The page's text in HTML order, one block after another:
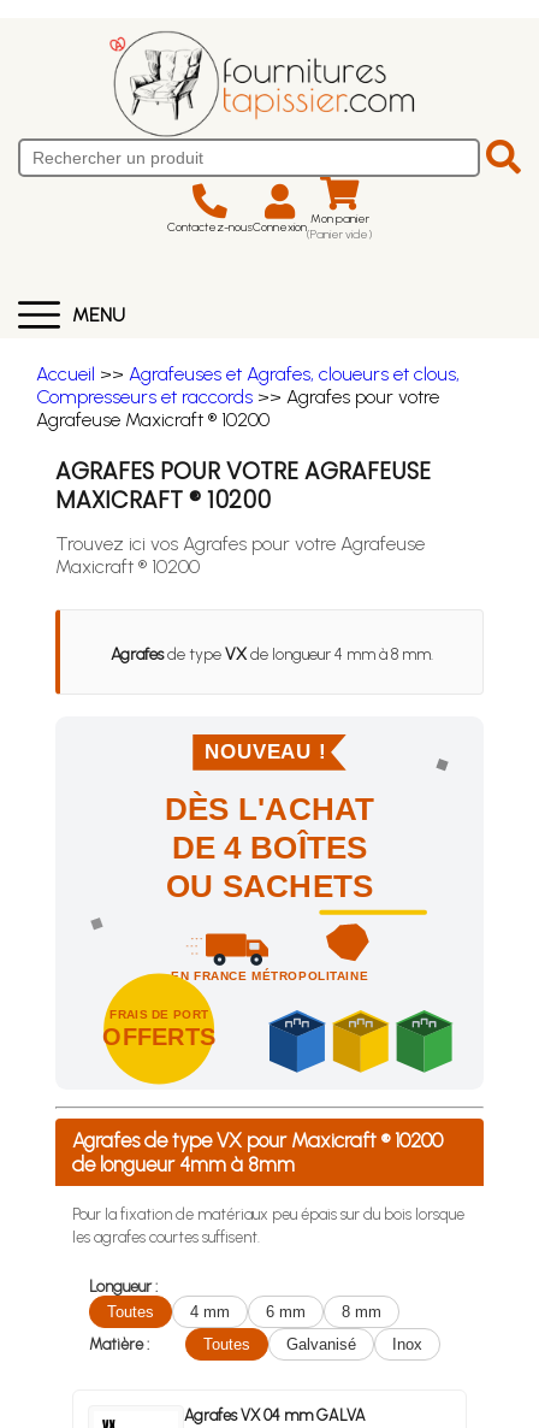
Contactez-nousConnexion Mon panier
(Panier vide)
MENU
Accueil >> Agrafeuses et Agrafes, cloueurs et clous,
Compresseurs et raccords >> Agrafes pour votre
Agrafeuse Maxicraft ® 10200
AGRAFES POUR VOTRE AGRAFEUSE
MAXICRAFT ® 10200
Trouvez ici vos Agrafes pour votre Agrafeuse
Maxicraft ® 10200
Agrafesde typeVXde longueur 4 mm à 8 mm.
NOUVEAU !
DÈS L'ACHAT
DE 4 BOÎTES
OU SACHETS
EN FRANCE MÉTROPOLITAINE
FRAIS DE PORT
OFFERTS
Achetez 4 sachets ou boîtes d'agrafes ou de pointes et
Agrafes de type VX pour Maxicraft ® 10200
de longueur 4mm à 8mm
Pour la fixation de matériaux peu épais sur du bois lorsque
les agrafes courtes suffisent.
Longueur :
Toutes
4 mm 6 mm
8 mm
Matière :
Toutes Galvanisé Inox
Agrafes VX 04 mm GALVA